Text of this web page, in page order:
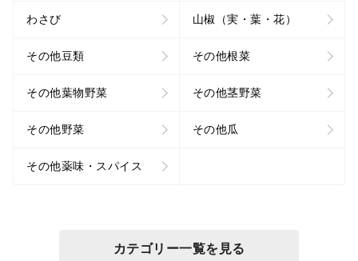
わさび 山椒（実・葉・花）
その他豆類 その他根菜
その他葉物野菜 その他茎野菜
その他野菜 その他瓜
その他薬味・スパイス
カテゴリー一覧を見る